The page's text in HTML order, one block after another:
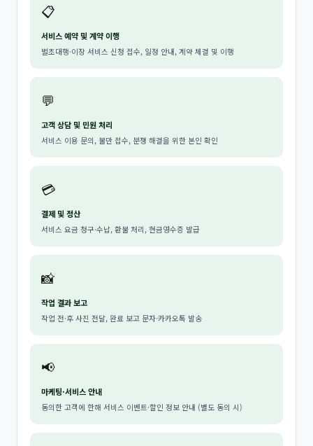
📋
서비스 예약 및 계약 이행
벌초대행·이장 서비스 신청 접수, 일정 안내, 계약 체결 및 이행
💬
고객 상담 및 민원 처리
서비스 이용 문의, 불만 접수, 분쟁 해결을 위한 본인 확인
💳
결제 및 정산
서비스 요금 청구·수납, 환불 처리, 현금영수증 발급
📸
작업 결과 보고
작업 전·후 사진 전달, 완료 보고 문자·카카오톡 발송
📢
마케팅·서비스 안내
동의한 고객에 한해 서비스 이벤트·할인 정보 안내 (별도 동의 시)